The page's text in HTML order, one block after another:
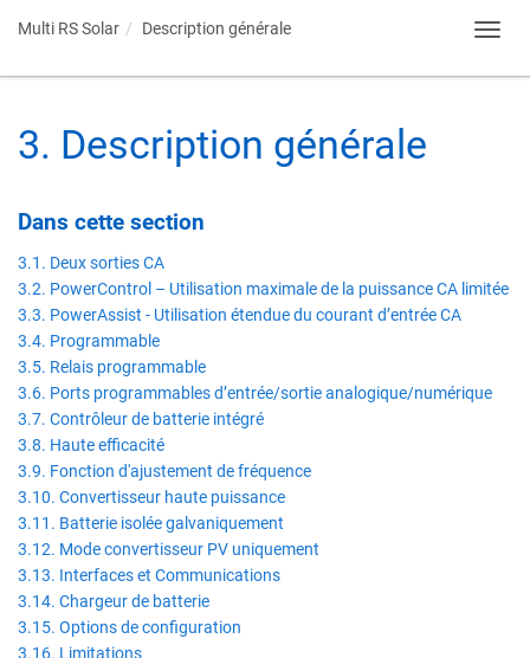
Multi RS Solar Description générale
3. Description générale
Dans cette section​
3.1. Deux sorties CA
3.2. PowerControl – Utilisation maximale de la puissance CA limitée
3.3. PowerAssist - Utilisation étendue du courant d’entrée CA
3.4. Programmable
3.5. Relais programmable
3.6. Ports programmables d’entrée/sortie analogique/numérique
3.7. Contrôleur de batterie intégré
3.8. Haute efficacité
3.9. Fonction d'ajustement de fréquence
3.10. Convertisseur haute puissance
3.11. Batterie isolée galvaniquement
3.12. Mode convertisseur PV uniquement
3.13. Interfaces et Communications
3.14. Chargeur de batterie
3.15. Options de configuration
3.16. Limitations